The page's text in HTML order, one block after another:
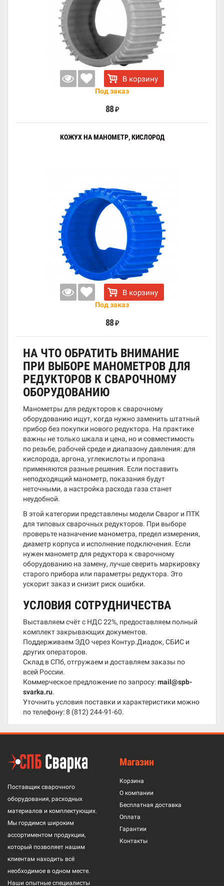
В корзину
Под заказ
88 ₽
КОЖУХ НА МАНОМЕТР, КИСЛОРОД
В корзину
Под заказ
88 ₽
НА ЧТО ОБРАТИТЬ ВНИМАНИЕ
ПРИ ВЫБОРЕ МАНОМЕТРОВ ДЛЯ
РЕДУКТОРОВ К СВАРОЧНОМУ
ОБОРУДОВАНИЮ
Манометры для редукторов к сварочному
оборудованию ищут, когда нужно заменить штатный
прибор без покупки нового редуктора. На практике
важны не только шкала и цена, но и совместимость
по резьбе, рабочей среде и диапазону давления: для
кислорода, аргона, углекислоты и пропана
применяются разные решения. Если поставить
неподходящий манометр, показания будут
неточными, а настройка расхода газа станет
неудобной.
В этой категории представлены модели Сварог и ПТК
для типовых сварочных редукторов. При выборе
проверьте назначение манометра, предел измерения,
диаметр корпуса и исполнение подключения. Если
нужен манометр для редуктора к сварочному
оборудованию на замену, лучше сверить маркировку
старого прибора или параметры редуктора. Это
ускорит заказ и снизит риск ошибки.
УСЛОВИЯ СОТРУДНИЧЕСТВА
Выставляем счёт с НДС 22%, предоставляем полный
комплект закрывающих документов.
Поддерживаем ЭДО через Контур.Диадок, СБИС и
других операторов.
Склад в СПб, отгружаем и доставляем заказы по
всей России.
Коммерческое предложение по запросу:mail@spb-
svarka.ru.
Уточнить условия поставки и характеристики можно
по телефону:8 (812) 244-91-60.
Поставщик сварочного
оборудования, расходных
материалов и комплектующих.
Мы гордимся широким
ассортиментом продукции,
который позволяет нашим
клиентам находить всё
необходимое в одном месте.
Наши опытные специалисты
Магазин
Корзина
О компании
Бесплатная доставка
Оплата
Гарантии
Контакты